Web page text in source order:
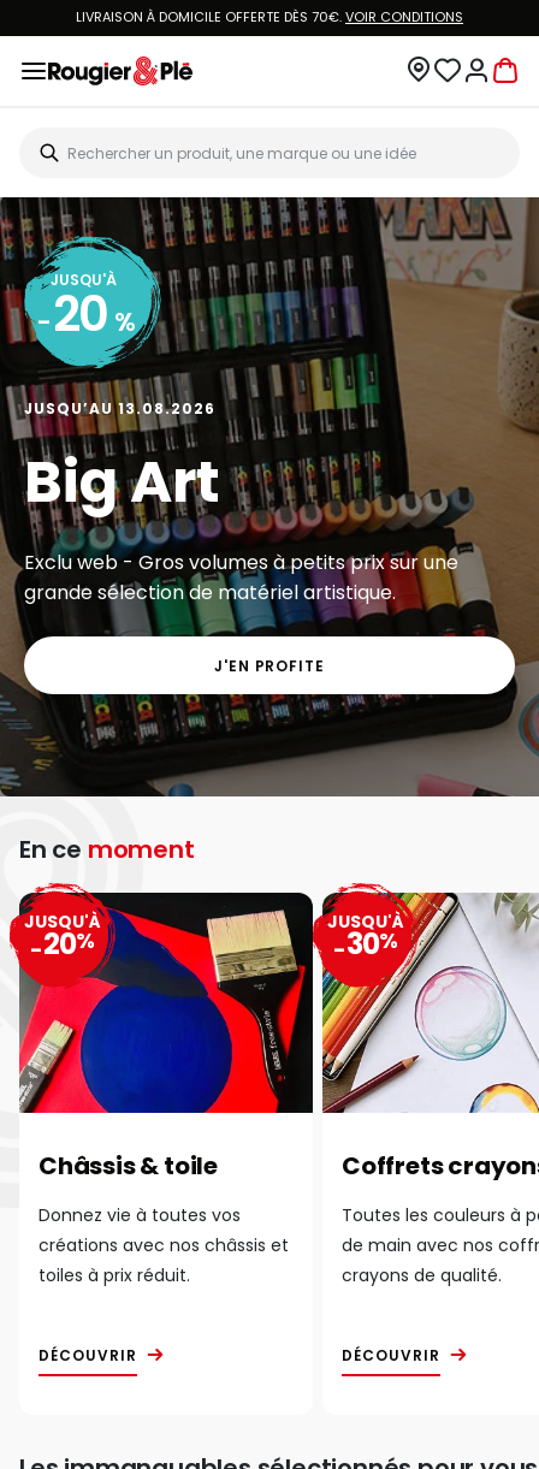
LIVRAISON À DOMICILE OFFERTE DÈS 70€.VOIR CONDITIONS
JUSQU'À
- 20 %
JUSQU’AU 13.08.2026
Big Art
Exclu web - Gros volumes à petits prix sur une
grande sélection de matériel artistique.
J'EN PROFITE
En ce moment
Châssis & toile
Donnez vie à toutes vos
créations avec nos châssis et
toiles à prix réduit.
DÉCOUVRIR
JUSQU'À
-20%
Coffrets
Toutes les couleurs à
de main avec nos
crayons de qualité.
DÉCOUVRIR
JUSQU'À
-30%